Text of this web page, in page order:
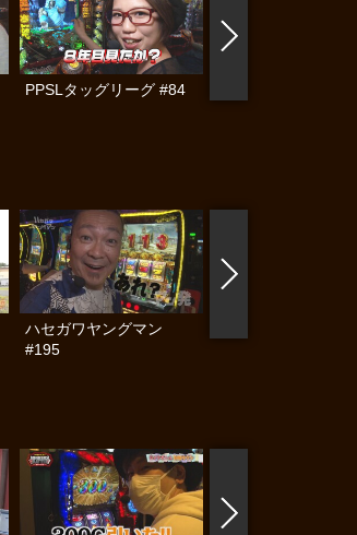
PPSLタッグリーグ #84
ハセガワヤングマン
#195